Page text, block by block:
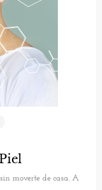
moverte de casa. A